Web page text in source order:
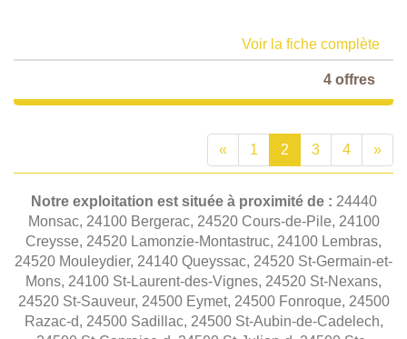
Voir la fiche complète
4 offres
« 1 2 3 4 »
Notre exploitation est située à proximité de : 24440
Monsac, 24100 Bergerac, 24520 Cours-de-Pile, 24100
Creysse, 24520 Lamonzie-Montastruc, 24100 Lembras,
24520 Mouleydier, 24140 Queyssac, 24520 St-Germain-et-
Mons, 24100 St-Laurent-des-Vignes, 24520 St-Nexans,
24520 St-Sauveur, 24500 Eymet, 24500 Fonroque, 24500
Razac-d, 24500 Sadillac, 24500 St-Aubin-de-Cadelech,